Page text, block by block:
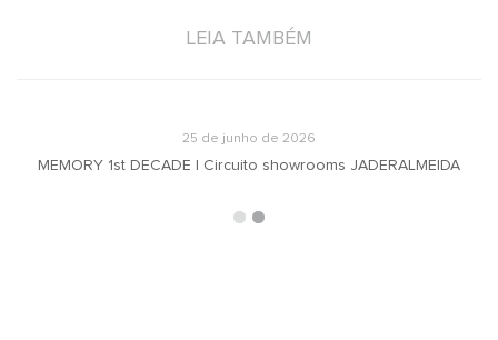
LEIA TAMBÉM
25 de junho de 2026
MEMORY 1st DECADE | Circuito showrooms JADERALMEIDA